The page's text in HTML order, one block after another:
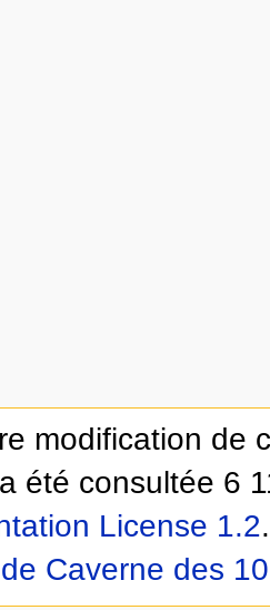
modification de
été consultée 6
License 1.2.
de Caverne des